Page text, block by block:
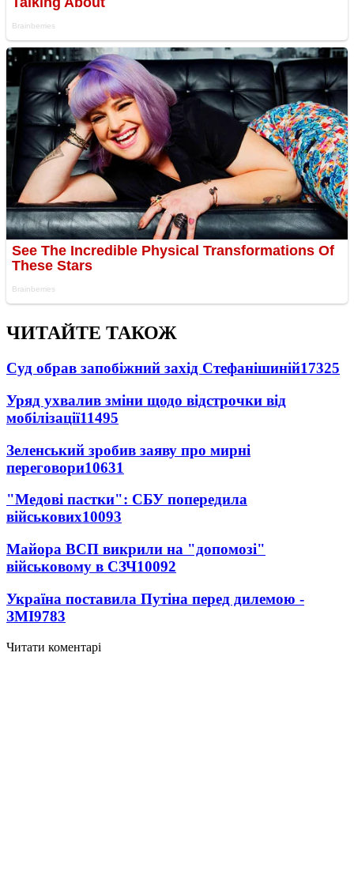
ЧИТАЙТЕ ТАКОЖ
Суд обрав запобіжний захід Стефанішиній17325
Уряд ухвалив зміни щодо відстрочки від
мобілізації11495
Зеленський зробив заяву про мирні
переговори10631
"Медові пастки": СБУ попередила
військових10093
Майора ВСП викрили на "допомозі"
військовому в СЗЧ10092
Україна поставила Путіна перед дилемою -
ЗМІ9783
Читати коментарі